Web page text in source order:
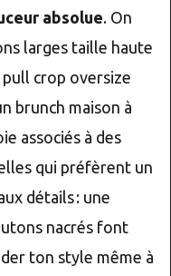
absolue. On
larges taille haute
crop oversize
brunch maison à
associés à des
qui préfèrent un
détails : une
nacrés font
ton style même à